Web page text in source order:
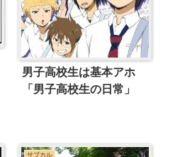
男子高校生は基本アホ
「男子高校生の日常」
サブカル